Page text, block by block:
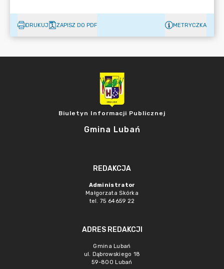
DRUKUJ ZAPISZ DO PDF METRYCZKA
Biuletyn Informacji Publicznej
Gmina Lubań
REDAKCJA
Administrator
Małgorzata Skórka
tel. 75 64659 22
ADRES REDAKCJI
Gmina Lubań
ul. Dąbrowskiego 18
59-800 Lubań